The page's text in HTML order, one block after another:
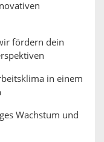
fördern dein
in einem
Wachstum und